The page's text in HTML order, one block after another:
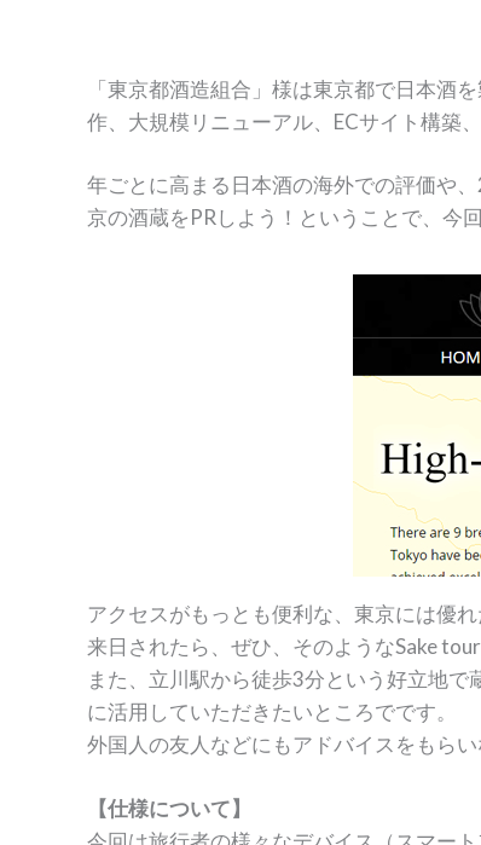
「東京都酒造組合」様は東京都で日本酒
作、大規模リニューアル、ECサイト構築
年ごとに高まる日本酒の海外での評価や
京の酒蔵をPRしよう！ということで、今
アクセスがもっとも便利な、東京には優
来日されたら、ぜひ、そのようなSake
また、立川駅から徒歩3分という好立地
に活用していただきたいところでです。
外国人の友人などにもアドバイスをもら
【仕様について】